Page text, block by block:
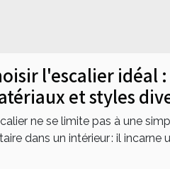
l'escalier idéal :
et styles
ne se limite pas à une
dans un intérieur : il incarne